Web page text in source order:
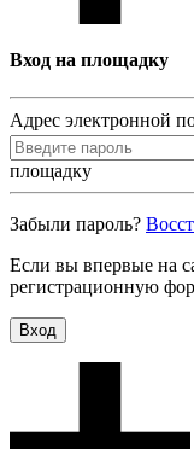
Вход на площадку
Адрес электронной
площадку
Забыли пароль?
Если вы впервые на
регистрационную
Вход